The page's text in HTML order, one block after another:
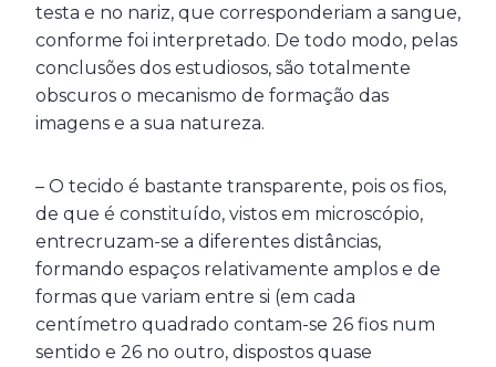
testa e no nariz, que corresponderiam a sangue,
conforme foi interpretado. De todo modo, pelas
conclusões dos estudiosos, são totalmente
obscuros o mecanismo de formação das
imagens e a sua natureza.
– O tecido é bastante transparente, pois os fios,
de que é constituído, vistos em microscópio,
entrecruzam-se a diferentes distâncias,
formando espaços relativamente amplos e de
formas que variam entre si (em cada
centímetro quadrado contam-se 26 fios num
sentido e 26 no outro, dispostos quase